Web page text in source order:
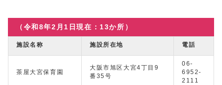
（令和8年2月1日現在：13か所）
施設名称 施設所在地 電話
茶屋大宮保育園
大阪市旭区大宮4丁目9
番35号
06-
6952-
2111